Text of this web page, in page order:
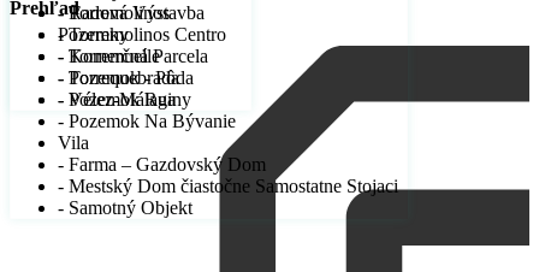
- Radová Výstavba
Pozemky
- Komerčná Parcela
- Pozemok - Pôda
- Pozemok Ruiny
- Pozemok Na Bývanie
Vila
- Farma – Gazdovský Dom
- Mestský Dom čiastočne Samostatne Stojaci
- Samotný Objekt
- Torremolinos
- Torremolinos Centro
- Torremuelle
- Torrequebrada
- Vélez-Málaga
Prehľad